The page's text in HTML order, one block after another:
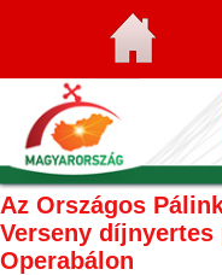
Az Országos
Verseny
Operabálon